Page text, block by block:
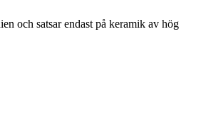
och satsar endast på keramik av hög